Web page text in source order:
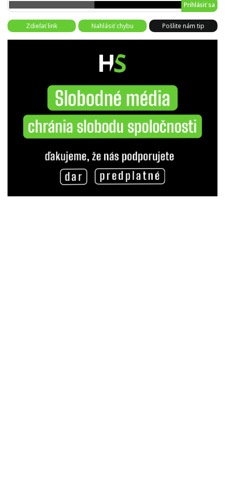
Prihlásiť sa
Zdieľať link Nahlásiť chybu Pošlite nám tip